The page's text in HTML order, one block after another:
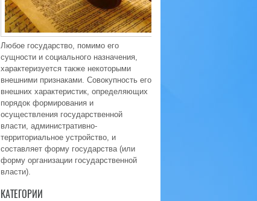
Любое государство, помимо его
сущности и социального назначения,
характеризуется также некоторыми
внешними признаками. Совокупность его
внешних характеристик, определяющих
порядок формирования и
осуществления государственной
власти, административно-
территориальное устройство, и
составляет форму государства (или
форму организации государственной
власти).
КАТЕГОРИИ